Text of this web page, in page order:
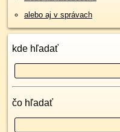
alebo aj v správach
kde hľadať
čo hľadať